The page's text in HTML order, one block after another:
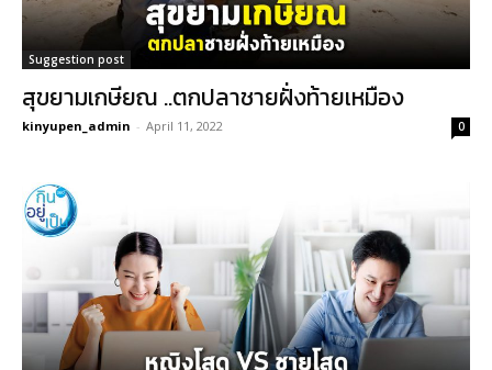
Suggestion post
สุขยามเกษียณ ..ตกปลาชายฝั่งท้ายเหมือง
kinyupen_admin - April 11, 2022 0